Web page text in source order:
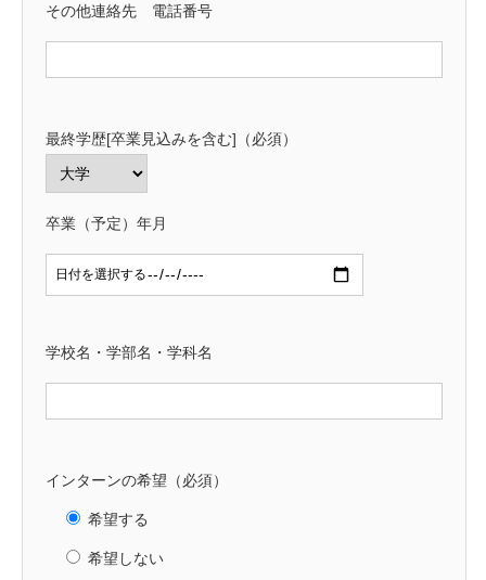
その他連絡先 電話番号
最終学歴[卒業見込みを含む]（必須）
卒業（予定）年月
学校名・学部名・学科名
インターンの希望（必須）
希望する
希望しない